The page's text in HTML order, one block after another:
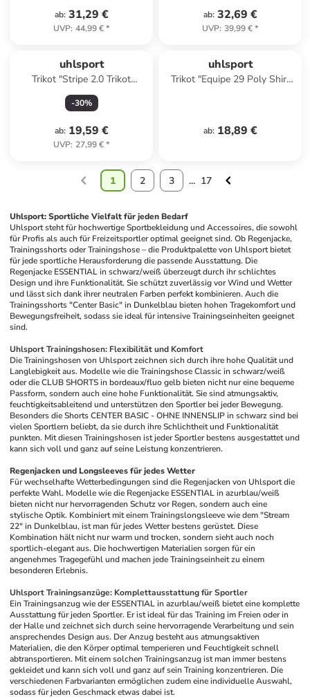
ab: 31,29 €
UVP: 44,99 €*
ab: 32,69 €
UVP: 39,99 €*
uhlsport
Trikot "Stripe 2.0 Trikot
Kurzarm" in Grün
-30%
ab: 19,59 €
UVP: 27,99 €*
uhlsport
Trikot "Equipe 29 Poly Shirt
ab: 18,89 €
1 2 3 ... 17
Uhlsport: Sportliche Vielfalt für jeden Bedarf
Uhlsport steht für hochwertige Sportbekleidung und Accessoires, die sowohl
für Profis als auch für Freizeitsportler optimal geeignet sind. Ob Regenjacke,
Trainingsshorts oder Trainingshose – die Produktpalette von Uhlsport bietet
für jede sportliche Herausforderung die passende Ausstattung. Die
Regenjacke ESSENTIAL in schwarz/weiß überzeugt durch ihr schlichtes
Design und ihre Funktionalität. Sie schützt zuverlässig vor Wind und Wetter
und lässt sich dank ihrer neutralen Farben perfekt kombinieren. Auch die
Trainingsshorts "Center Basic" in Dunkelblau bieten hohen Tragekomfort und
Bewegungsfreiheit, sodass sie ideal für intensive Trainingseinheiten geeignet
sind.
Uhlsport Trainingshosen: Flexibilität und Komfort
Die Trainingshosen von Uhlsport zeichnen sich durch ihre hohe Qualität und
Langlebigkeit aus. Modelle wie die Trainingshose Classic in schwarz/weiß
oder die CLUB SHORTS in bordeaux/fluo gelb bieten nicht nur eine bequeme
Passform, sondern auch eine hohe Funktionalität. Sie sind atmungsaktiv,
feuchtigkeitsableitend und unterstützen den Sportler bei jeder Bewegung.
Besonders die Shorts CENTER BASIC - OHNE INNENSLIP in schwarz sind bei
vielen Sportlern beliebt, da sie durch ihre Schlichtheit und Funktionalität
punkten. Mit diesen Trainingshosen ist jeder Sportler bestens ausgestattet und
kann sich voll und ganz auf seine Leistung konzentrieren.
Regenjacken und Longsleeves für jedes Wetter
Für wechselhafte Wetterbedingungen sind die Regenjacken von Uhlsport die
perfekte Wahl. Modelle wie die Regenjacke ESSENTIAL in azurblau/weiß
bieten nicht nur hervorragenden Schutz vor Regen, sondern auch eine
stylische Optik. Kombiniert mit einem Trainingslongsleeve wie dem "Stream
22" in Dunkelblau, ist man für jedes Wetter bestens gerüstet. Diese
Kombination hält nicht nur warm und trocken, sondern sieht auch noch
sportlich-elegant aus. Die hochwertigen Materialien sorgen für ein
angenehmes Tragegefühl und machen jede Trainingseinheit zu einem
besonderen Erlebnis.
Uhlsport Trainingsanzüge: Komplettausstattung für Sportler
Ein Trainingsanzug wie der ESSENTIAL in azurblau/weiß bietet eine komplette
Ausstattung für jeden Sportler. Er ist ideal für das Training im Freien oder in
der Halle und zeichnet sich durch seine hervorragende Verarbeitung und sein
ansprechendes Design aus. Der Anzug besteht aus atmungsaktiven
Materialien, die den Körper optimal temperieren und Feuchtigkeit schnell
abtransportieren. Mit einem solchen Trainingsanzug ist man immer bestens
gekleidet und kann sich voll und ganz auf sein Training konzentrieren. Die
verschiedenen Farbvarianten ermöglichen zudem eine individuelle Auswahl,
sodass für jeden Geschmack etwas dabei ist.